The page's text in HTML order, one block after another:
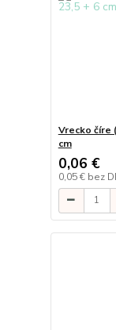
Vrecko číre
cm
0,06 €
0,05 € bez